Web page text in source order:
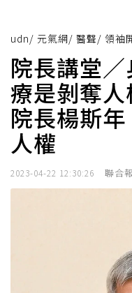
udn/ 元氣網/ 醫聲/ 領袖
院長講堂
療是剝奪
院長楊斯
人權
2023-04-22 12:30:26 聯合